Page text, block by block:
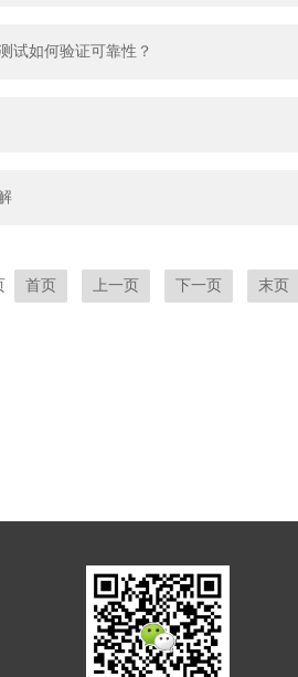
试如何验证可靠性？
首页 上一页 下一页 末页